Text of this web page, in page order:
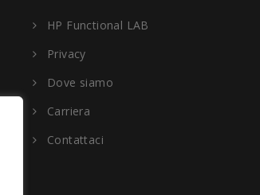
HP Functional LAB
Privacy
Dove siamo
Carriera
Contattaci